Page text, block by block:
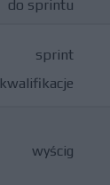
do sprintu
sprint
kwalifikacje
wyścig